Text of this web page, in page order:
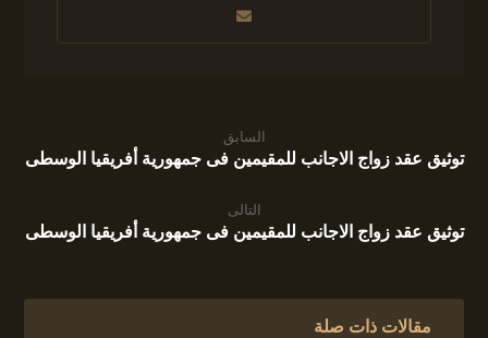
السابق
توثيق عقد زواج الاجانب للمقيمين فى جمهورية أفريقيا الوسطى
التالى
توثيق عقد زواج الاجانب للمقيمين فى جمهورية أفريقيا الوسطى
مقالات ذات صلة